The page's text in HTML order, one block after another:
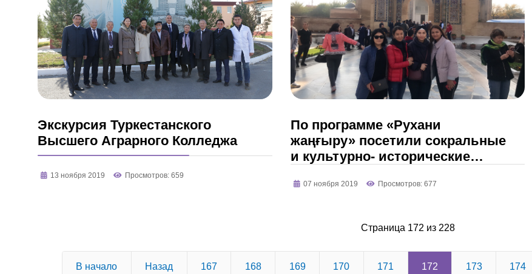
Экскурсия Туркестанского
Высшего Аграрного Колледжа
13 ноября 2019 Просмотров: 659
По программе «Рухани
жаңғыру» посетили сокральные
и культурно- исторические
Самарканда
07 ноября 2019 Просмотров: 677
Страница 172 из 228
В начало Назад 167 168 169 170 171 172 173 174